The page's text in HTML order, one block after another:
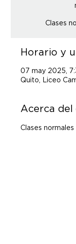
Clases
Horario y
07 may 2025,
Quito, Liceo
Acerca del
Clases